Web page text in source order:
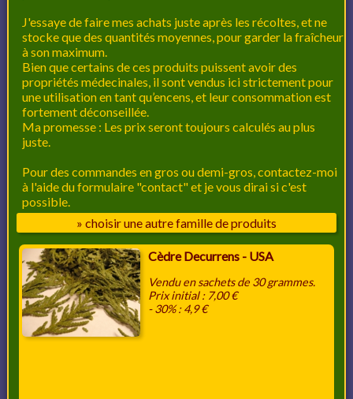
J'essaye de faire mes achats juste après les récoltes, et ne
stocke que des quantités moyennes, pour garder la fraîcheur
à son maximum.
Bien que certains de ces produits puissent avoir des
propriétés médecinales, il sont vendus ici strictement pour
une utilisation en tant qu’encens, et leur consommation est
fortement déconseillée.
Ma promesse : Les prix seront toujours calculés au plus
juste.
Pour des commandes en gros ou demi-gros, contactez-moi
à l'aide du formulaire "contact" et je vous dirai si c'est
possible.
» choisir une autre famille de produits
Cèdre Decurrens - USA
Vendu en sachets de 30 grammes.
Prix initial : 7,00 €
- 30% : 4,9 €